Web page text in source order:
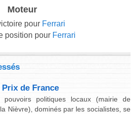
Moteur
pour Ferrari
position pour Ferrari
de France
politiques locaux (mairie de
Nièvre), dominés par les socialistes, se